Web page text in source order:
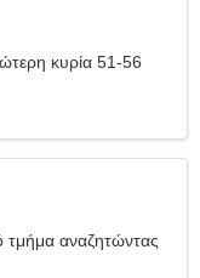
κυρία 51-56
τμήμα αναζητώντας